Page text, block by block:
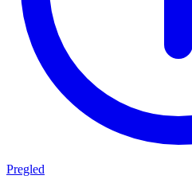
Pregled